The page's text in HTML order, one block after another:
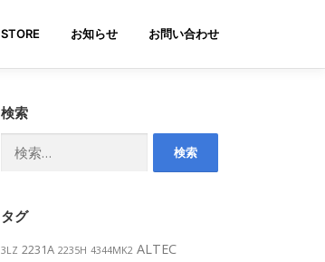
STORE お知らせ お問い合わせ
検索
タグ
3LZ 2231A 2235H 4344MK2 ALTEC